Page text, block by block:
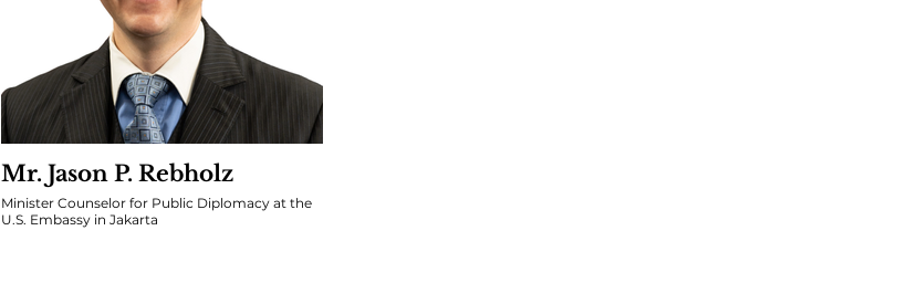
Mr. Jason P. Rebholz
Minister Counselor for Public Diplomacy at the
U.S. Embassy in Jakarta